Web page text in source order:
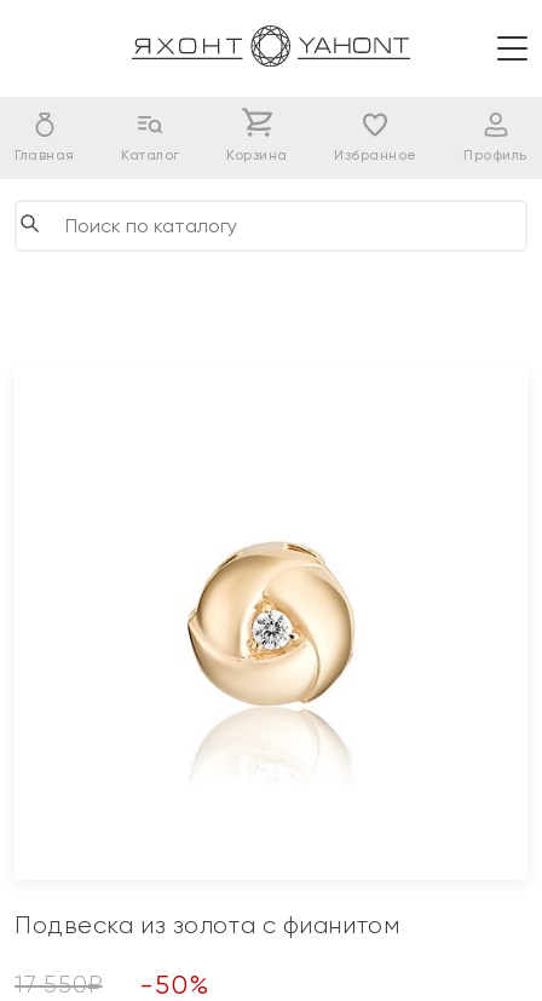
Главная Каталог Корзина Избранное Профиль
Подвеска из золота с фианитом
17 550₽ -50%